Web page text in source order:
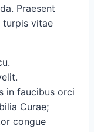
Praesent
turpis vitae
in faucibus orci
Curae;
congue